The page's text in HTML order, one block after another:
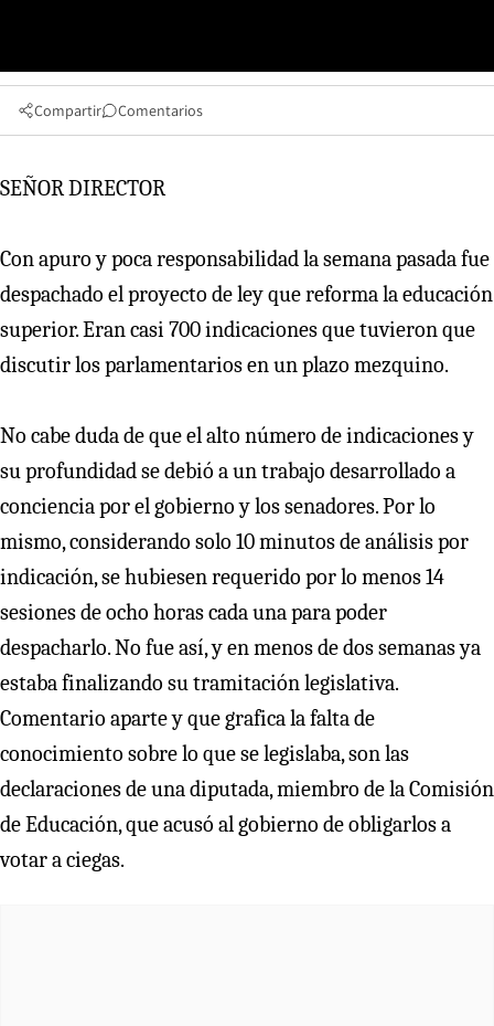
Compartir Comentarios
SEÑOR DIRECTOR
Con apuro y poca responsabilidad la semana pasada fue
despachado el proyecto de ley que reforma la educación
superior. Eran casi 700 indicaciones que tuvieron que
discutir los parlamentarios en un plazo mezquino.
No cabe duda de que el alto número de indicaciones y
su profundidad se debió a un trabajo desarrollado a
conciencia por el gobierno y los senadores. Por lo
mismo, considerando solo 10 minutos de análisis por
indicación, se hubiesen requerido por lo menos 14
sesiones de ocho horas cada una para poder
despacharlo. No fue así, y en menos de dos semanas ya
estaba finalizando su tramitación legislativa.
Comentario aparte y que grafica la falta de
conocimiento sobre lo que se legislaba, son las
declaraciones de una diputada, miembro de la Comisión
de Educación, que acusó al gobierno de obligarlos a
votar a ciegas.